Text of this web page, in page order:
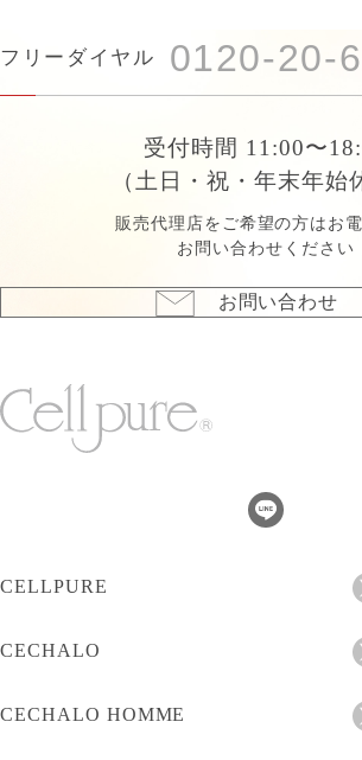
フリーダイヤル 0120-20-
受付時間 11:00〜
（土日・祝・年末年始
販売代理店をご希望の方はお
お問い合わせください
お問い合わせ
CELLPURE
CECHALO
CECHALO HOMME